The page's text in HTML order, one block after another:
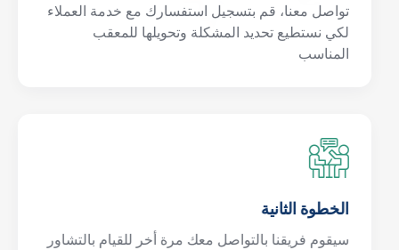
تواصل معنا، قم بتسجيل استفسارك مع خدمة العملاء
لكي نستطيع تحديد المشكلة وتحويلها للمعقب
المناسب
الخطوة الثانية
سيقوم فريقنا بالتواصل معك مرة أخر للقيام بالتشاور